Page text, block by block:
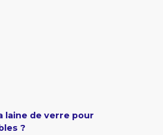
laine de verre pour
?